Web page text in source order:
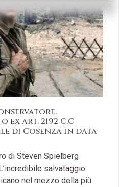
art. 2192 C.C
di Cosenza in data
di Steven Spielberg
salvataggio
nel mezzo della più